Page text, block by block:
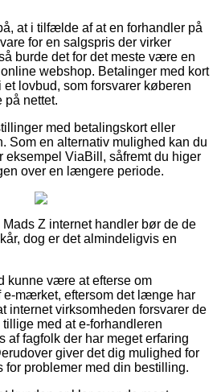
at i tilfælde af at en forhandler på
for en salgspris der virker
burde det for det meste være en
webshop. Betalinger med kort
lovbud, som forsvarer køberen
på nettet.
med betalingskort eller
Som en alternativ mulighed kan du
ViaBill, såfremt du higer
over en længere periode.
Z internet handler bør de de
dog er det almindeligvis en
kunne være at efterse om
e-mærket, eftersom det længe har
internet virksomheden forsvarer de
med at e-forhandleren
af fagfolk der har meget erfaring
giver det dig mulighed for
problemer med din bestilling.